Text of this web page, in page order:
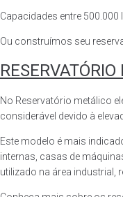
Capacidades entre 500.000
Ou construímos seu
No Reservatório metálico
considerável devido à
Este modelo é mais
internas, casas de
utilizado na área industrial,